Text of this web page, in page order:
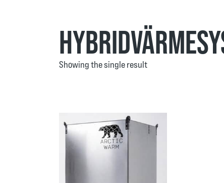
Showing the single result